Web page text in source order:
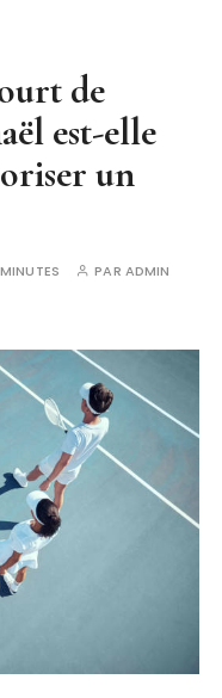
de
est-elle
un
PAR ADMIN